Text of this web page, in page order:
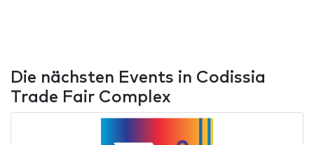
Die nächsten Events in Codissia
Trade Fair Complex